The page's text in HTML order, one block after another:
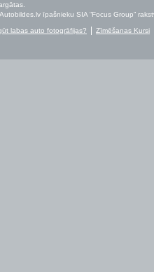
īpašnieku SIA “Focus Group”
labas auto fotogrāfijas? Zīmēšanas Kursi